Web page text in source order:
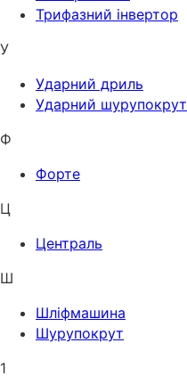
Трифазний інвертор
У
Ударний дриль
Ударний шурупокрут
Ф
Форте
Ц
Централь
Ш
Шліфмашина
Шурупокрут
1